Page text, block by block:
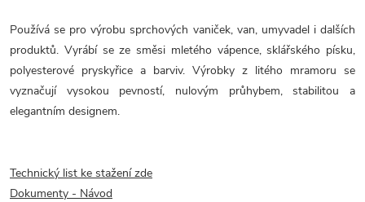
Používá se pro výrobu sprchových vaniček, van, umyvadel i dalších
produktů. Vyrábí se ze směsi mletého vápence, sklářského písku,
polyesterové pryskyřice a barviv. Výrobky z litého mramoru se
vyznačují vysokou pevností, nulovým průhybem, stabilitou a
elegantním designem.
Technický list ke stažení zde
Dokumenty - Návod